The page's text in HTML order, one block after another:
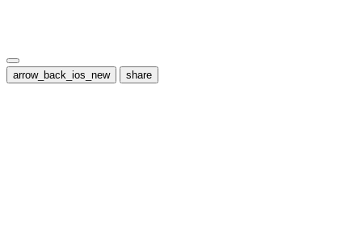
arrow_back_ios_new share